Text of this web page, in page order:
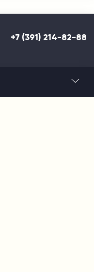
+7 (391) 214-82-88